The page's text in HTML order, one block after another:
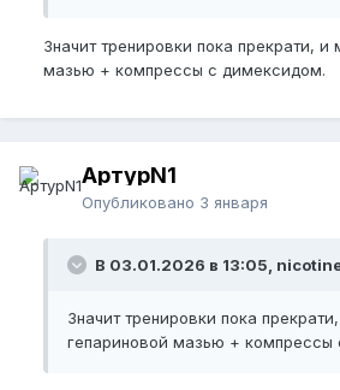
Значит тренировки пока прекрати,
мазью + компрессы с димексидом.
АртурN1
Опубликовано 3 января
В 03.01.2026 в 13:05,
Значит тренировки пока
гепариновой мазью + компрессы